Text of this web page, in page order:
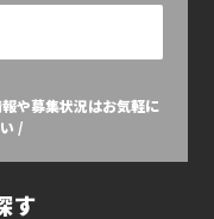
や募集状況はお気軽に
/
す